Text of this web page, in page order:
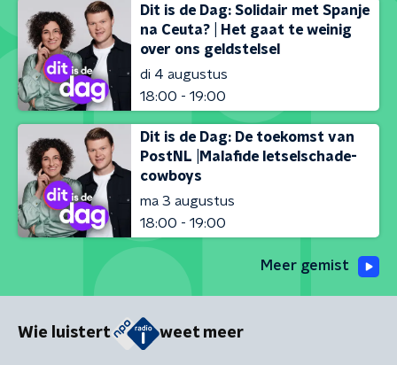
Dit is de Dag: Solidair met Spanje
na Ceuta? | Het gaat te weinig
over ons geldstelsel
di 4 augustus
18:00 - 19:00
Dit is de Dag: De toekomst van
PostNL |Malafide letselschade-
cowboys
ma 3 augustus
18:00 - 19:00
Meer gemist
Wie luistert weet meer